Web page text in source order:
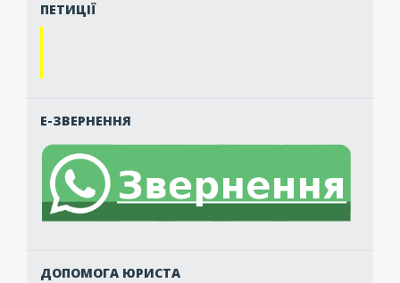
ПЕТИЦІЇ
Е-ЗВЕРНЕННЯ
ДОПОМОГА ЮРИСТА